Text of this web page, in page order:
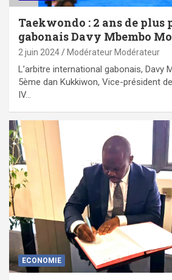
Taekwondo : 2 ans de plus
gabonais Davy Mbembo
2 juin 2024 Modérateur Modérateur
L’arbitre international gabonais, Davy
5ème dan Kukkiwon, Vice-président
IV…
ECONOMIE